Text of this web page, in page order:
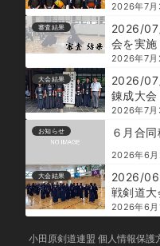
2026年7月
審査結果
2026/
会を実
2026年7月
大会結果
2026/
錬成大
2026年7月
お知らせ ６月合
2026年6月
大会結果
2026/
戦剣道
2026年6月
小田原剣道連盟 個人情報保護